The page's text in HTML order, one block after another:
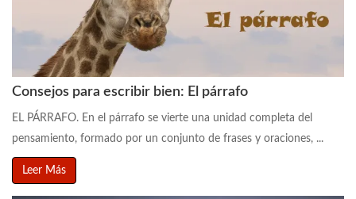
Consejos para escribir bien: El párrafo
EL PÁRRAFO. En el párrafo se vierte una unidad completa del
pensamiento, formado por un conjunto de frases y oraciones, ...
Leer Más